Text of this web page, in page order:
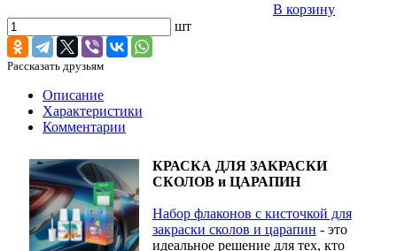
В корзину
шт
Рассказать друзьям
Описание
Характеристики
Комментарии
КРАСКА ДЛЯ ЗАКРАСКИ
СКОЛОВ и ЦАРАПИН
Набор флаконов с кисточкой для
закраски сколов и царапин - это
идеальное решение для тех, кто